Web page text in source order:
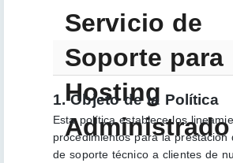
Servicio de
Soporte para
Hosting
Administrado
1. Objeto de la Política
Esta política establece los
procedimientos para la prestación
de soporte técnico a clientes de